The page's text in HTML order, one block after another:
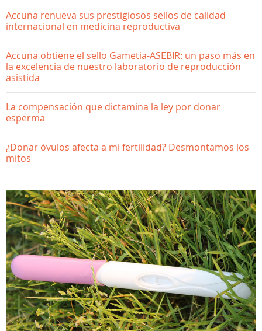
Accuna renueva sus prestigiosos sellos de calidad
internacional en medicina reproductiva
Accuna obtiene el sello Gametia-ASEBIR: un paso más en
la excelencia de nuestro laboratorio de reproducción
asistida
La compensación que dictamina la ley por donar
esperma
¿Donar óvulos afecta a mi fertilidad? Desmontamos los
mitos